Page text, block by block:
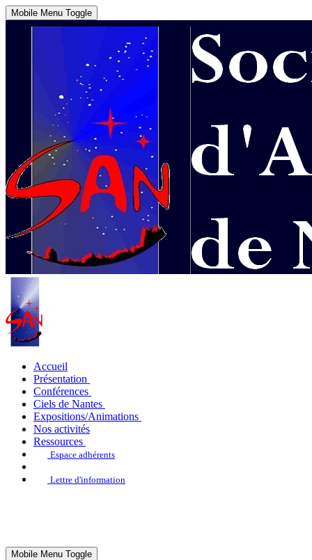
Mobile Menu Toggle
Accueil
Présentation
Conférences
Ciels de Nantes
Expositions/Animations
Nos activités
Ressources
Espace adhérents
Lettre d'information
Mobile Menu Toggle